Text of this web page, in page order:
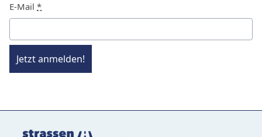
E-Mail *
Jetzt anmelden!